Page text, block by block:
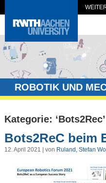
ROBOTIK UND
Kategorie: ‘Bots2Rec’
Bots2ReC beim
12. April 2021 | von Ruland, Stefan